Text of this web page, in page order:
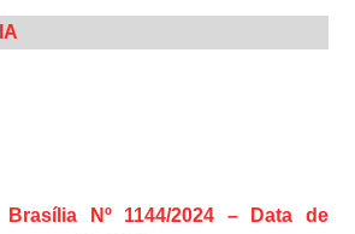
Brasília Nº 1144/2024 – Data de